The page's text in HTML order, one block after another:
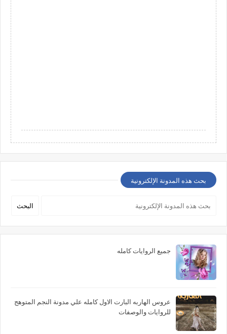
بحث هذه المدونة الإلكترونية
جميع الروايات كامله
عروس الهاربه البارت الاول كامله علي مدونة النجم المتوهج
للروايات والوصفات